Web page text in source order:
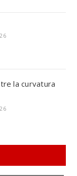
la curvatura